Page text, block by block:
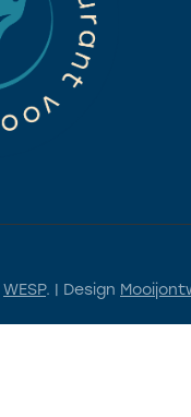
WESP. | Design